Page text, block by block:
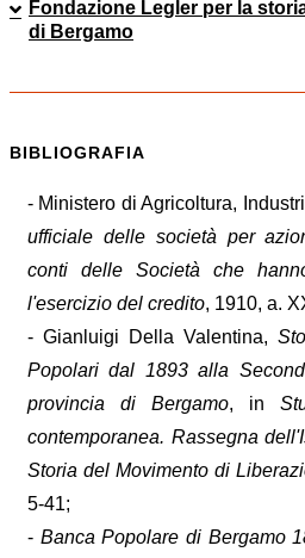
Fondazione Legler per la
di Bergamo
BIBLIOGRAFIA
- Ministero di Agricoltura,
ufficiale delle società per
conti delle Società che
l'esercizio del credito, 1910, a.
- Gianluigi Della Valentina,
Popolari dal 1893 alla
provincia di Bergamo, in
contemporanea. Rassegna
Storia del Movimento di
5-41;
- Banca Popolare di Bergamo